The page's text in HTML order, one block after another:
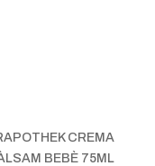
CREMA
BEBÈ 75ML